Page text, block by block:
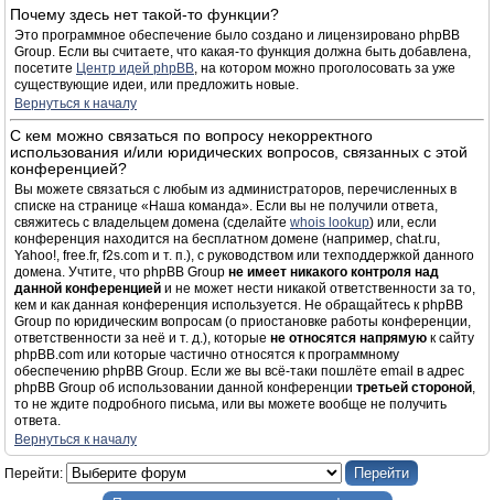
Почему здесь нет такой-то функции?
Это программное обеспечение было создано и лицензировано phpBB
Group. Если вы считаете, что какая-то функция должна быть добавлена,
посетите Центр идей phpBB, на котором можно проголосовать за уже
существующие идеи, или предложить новые.
Вернуться к началу
С кем можно связаться по вопросу некорректного
использования и/или юридических вопросов, связанных с этой
конференцией?
Вы можете связаться с любым из администраторов, перечисленных в
списке на странице «Наша команда». Если вы не получили ответа,
свяжитесь с владельцем домена (сделайте whois lookup) или, если
конференция находится на бесплатном домене (например, chat.ru,
Yahoo!, free.fr, f2s.com и т. п.), с руководством или техподдержкой данного
домена. Учтите, что phpBB Group не имеет никакого контроля над
данной конференцией и не может нести никакой ответственности за то,
кем и как данная конференция используется. Не обращайтесь к phpBB
Group по юридическим вопросам (о приостановке работы конференции,
ответственности за неё и т. д.), которые не относятся напрямую к сайту
phpBB.com или которые частично относятся к программному
обеспечению phpBB Group. Если же вы всё-таки пошлёте email в адрес
phpBB Group об использовании данной конференции третьей стороной,
то не ждите подробного письма, или вы можете вообще не получить
ответа.
Вернуться к началу
Перейти: